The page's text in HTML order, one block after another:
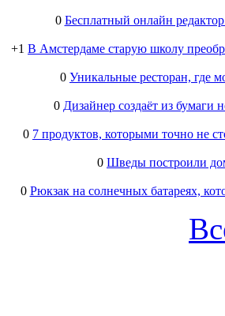
0 Бесплатный онлайн
+1 В Амстердаме старую школу
0 Уникальные ресторан, где
0 Дизайнер создаёт из
0 7 продуктов, которыми точно не
0 Шведы построили
0 Рюкзак на солнечных батареях,